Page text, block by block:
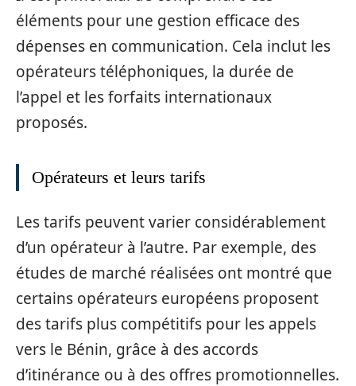
éléments pour une gestion efficace des
dépenses en communication. Cela inclut les
opérateurs téléphoniques, la durée de
l’appel et les forfaits internationaux
proposés.
Opérateurs et leurs tarifs
Les tarifs peuvent varier considérablement
d’un opérateur à l’autre. Par exemple, des
études de marché réalisées ont montré que
certains opérateurs européens proposent
des tarifs plus compétitifs pour les appels
vers le Bénin, grâce à des accords
d’itinérance ou à des offres promotionnelles.